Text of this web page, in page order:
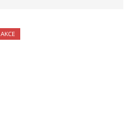
AKCE